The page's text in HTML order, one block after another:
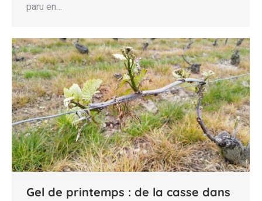
paru en…
Gel de printemps : de la casse dans